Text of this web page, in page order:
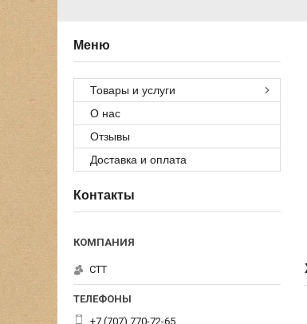
Товары и услуги
О нас
Отзывы
Доставка и оплата
Контакты
СТТ
+7 (707) 770-72-65